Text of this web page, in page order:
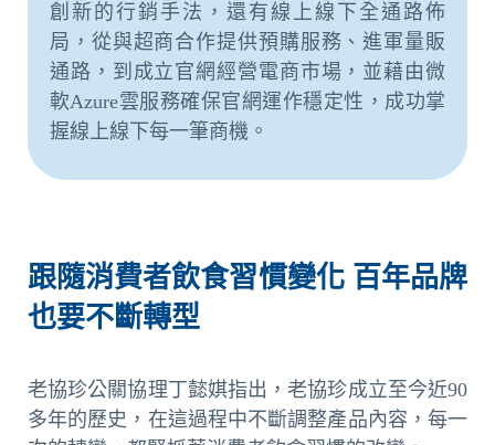
創新的行銷手法，還有線上線下全通路佈
局，從與超商合作提供預購服務、進軍量販
通路，到成立官網經營電商市場，並藉由微
軟Azure雲服務確保官網運作穩定性，成功掌
握線上線下每一筆商機。
跟隨消費者飲食習慣變化 百年品牌
也要不斷轉型
老協珍公關協理丁懿娸指出，老協珍成立至今近90
多年的歷史，在這過程中不斷調整產品內容，每一